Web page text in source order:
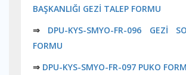
BAŞKANLIĞI GEZİ TALEP FORMU
⇒
DPU-KYS-SMYO-FR-096 GEZİ
FORMU
⇒ DPU-KYS-SMYO-FR-097 PUKO FORM